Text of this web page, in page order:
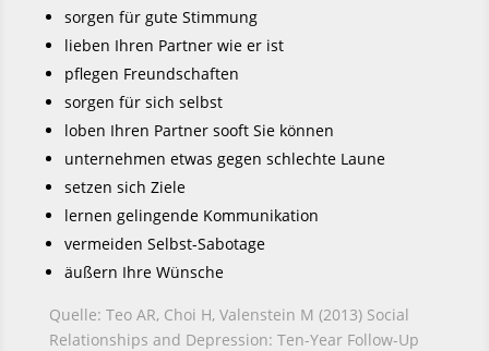
sorgen für gute Stimmung
lieben Ihren Partner wie er ist
pflegen Freundschaften
sorgen für sich selbst
loben Ihren Partner sooft Sie können
unternehmen etwas gegen schlechte Laune
setzen sich Ziele
lernen gelingende Kommunikation
vermeiden Selbst-Sabotage
äußern Ihre Wünsche
Quelle: Teo AR, Choi H, Valenstein M (2013) Social
Relationships and Depression: Ten-Year Follow-Up